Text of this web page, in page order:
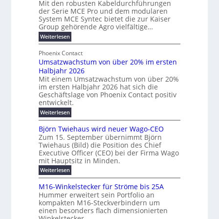
r
u
n
g
b
r
a
u
c
h
m
e
h
T
e
m
p
o
u
n
d
w
e
n
e
r
g
y
H
u
b
f
ü
r
m
o
d
e
r
n
e
E
n
r
g
i
c
k
e
l
t
H
-
S
i
c
e
r
u
n
g
s
l
s
t
s
c
o
r
d
b
e
e
i
l
i
g
u
n
g
b
e
m
2
0
2
6
E
u
r
Mit den robusten Kabeldurchführungen
der Serie MCE Pro und dem modularen
System MCE Syntec bietet die zur Kaiser
Group gehörende Agro vielfältige…
Weiterlesen:
M
h
r
f
a
c
h
d
u
r
c
f
ü
h
r
u
n
g
e
n
f
ü
r
e
Phoenix Contact
Umsatzwachstum von über 20% im ersten
Halbjahr 2026
Mit einem Umsatzwachstum von über 20%
im ersten Halbjahr 2026 hat sich die
Geschäftslage von Phoenix Contact positiv
entwickelt.
Weiterlesen:
U
m
s
a
z
w
a
c
h
s
t
u
m
v
Björn Twiehaus wird neuer Wago-CEO
Zum 15. September übernimmt Björn
Twiehaus (Bild) die Position des Chief
Executive Officer (CEO) bei der Firma Wago
mit Hauptsitz in Minden.
Weiterlesen:
B
ö
r
n
T
w
M16-Winkelstecker für Ströme bis 25A
Hummer erweitert sein Portfolio an
kompakten M16-Steckverbindern um
einen besonders flach dimensionierten